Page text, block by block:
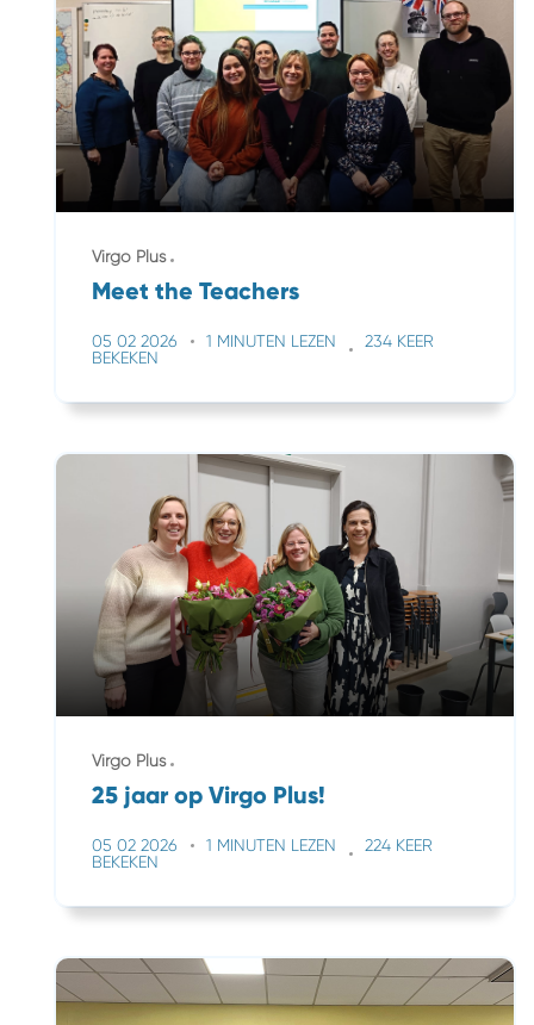
Virgo Plus
Meet the Teachers
05 02 2026 1 MINUTEN LEZEN
234 KEER
BEKEKEN
Virgo Plus
25 jaar op Virgo Plus!
05 02 2026 1 MINUTEN LEZEN
224 KEER
BEKEKEN